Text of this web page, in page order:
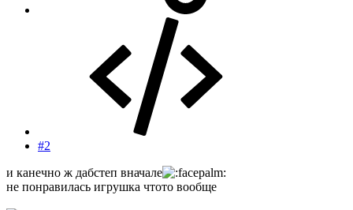
#2
и канечно ж дабстеп вначале
не понравилась игрушка чтото вообще